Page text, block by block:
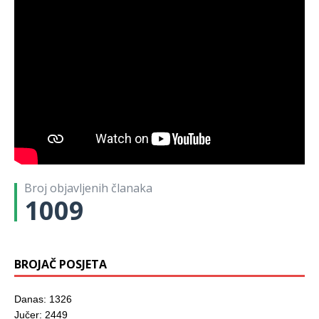
Broj objavljenih članaka
1009
BROJAČ POSJETA
Danas: 1326
Jučer: 2449